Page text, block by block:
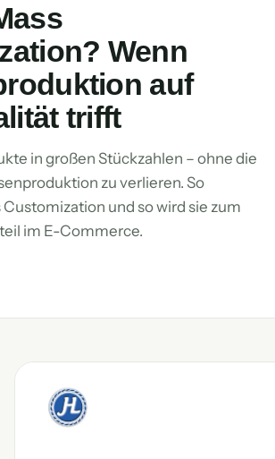
Wenn
auf
trifft
in großen Stückzahlen – ohne die
zu verlieren. So
und so wird sie zum
im E-Commerce.